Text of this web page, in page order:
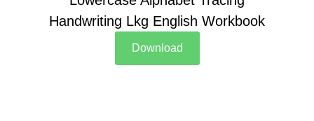
Handwriting Lkg English Workbook
Download